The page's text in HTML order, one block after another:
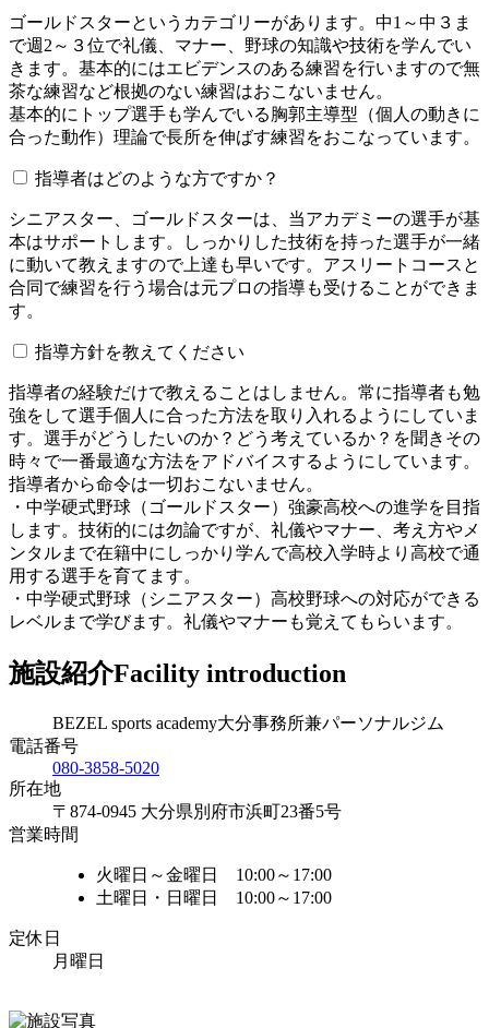
ゴールドスターというカテゴリーがあります。中1～中３ま
で週2～３位で礼儀、マナー、野球の知識や技術を学んでい
きます。基本的にはエビデンスのある練習を行いますので無
茶な練習など根拠のない練習はおこないません。
基本的にトップ選手も学んでいる胸郭主導型（個人の動きに
合った動作）理論で長所を伸ばす練習をおこなっています。
指導者はどのような方ですか？
シニアスター、ゴールドスターは、当アカデミーの選手が基
本はサポートします。しっかりした技術を持った選手が一緒
に動いて教えますので上達も早いです。アスリートコースと
合同で練習を行う場合は元プロの指導も受けることができま
す。
指導方針を教えてください
指導者の経験だけで教えることはしません。常に指導者も勉
強をして選手個人に合った方法を取り入れるようにしていま
す。選手がどうしたいのか？どう考えているか？を聞きその
時々で一番最適な方法をアドバイスするようにしています。
指導者から命令は一切おこないません。
・中学硬式野球（ゴールドスター）強豪高校への進学を目指
します。技術的には勿論ですが、礼儀やマナー、考え方やメ
ンタルまで在籍中にしっかり学んで高校入学時より高校で通
用する選手を育てます。
・中学硬式野球（シニアスター）高校野球への対応ができる
レベルまで学びます。礼儀やマナーも覚えてもらいます。
施設紹介Facility introduction
BEZEL sports academy大分事務所兼パーソナルジム
電話番号
080-3858-5020
所在地
〒874-0945 大分県別府市浜町23番5号
営業時間
火曜日～金曜日 10:00～17:00
土曜日・日曜日 10:00～17:00
定休日
月曜日